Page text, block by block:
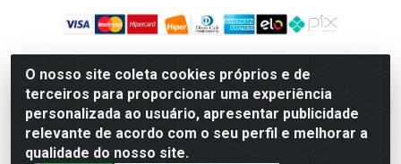
O nosso site coleta cookies próprios e de
terceiros para proporcionar uma experiência
personalizada ao usuário, apresentar publicidade
relevante de acordo com o seu perfil e melhorar a
qualidade do nosso site.
Jumbo Alimentos Cascavel - Matriz - Rua Itatiba Do Sul, 161 -
Santos Dumont, Cascavel-PR - CEP 85804-700- CNPJ
85.522.043/0001-90